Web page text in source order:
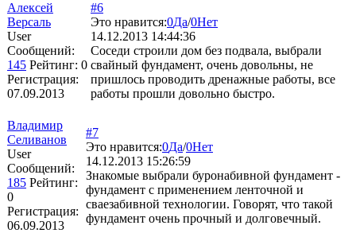
Алексей
Версаль
User
Сообщений:
145 Рейтинг: 0
Регистрация:
07.09.2013
#6
Это нравится:0Да/0Нет
14.12.2013 14:44:36
Соседи строили дом без подвала, выбрали
свайный фундамент, очень довольны, не
пришлось проводить дренажные работы, все
работы прошли довольно быстро.
Владимир
Селиванов
User
Сообщений:
185 Рейтинг:
0
Регистрация:
06.09.2013
#7
Это нравится:0Да/0Нет
14.12.2013 15:26:59
Знакомые выбрали буронабивной фундамент -
фундамент с применением ленточной и
сваезабивной технологии. Говорят, что такой
фундамент очень прочный и долговечный.